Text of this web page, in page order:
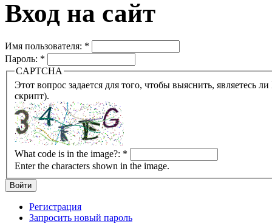
Вход на сайт
Имя пользователя: *
Пароль: *
CAPTCHA
Этот вопрос задается для того, чтобы выяснить, являетесь ли Вы человеком или представляете из себя робота
скрипт).
What code is in the image?: *
Enter the characters shown in the image.
Регистрация
Запросить новый пароль